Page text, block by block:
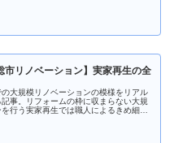
市リノベーション】実家再生の全
大規模リノベーションの模様をリアル
事。リフォームの枠に収まらない大規
行う実家再生では職人によるきめ細か